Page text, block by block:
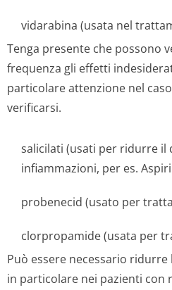
vidarabina (usata nel
Tenga presente che possono
frequenza gli effetti
particolare attenzione nel
verificarsi.
salicilati (usati per ridurre il
infiammazioni, per es.
probenecid (usato per
clorpropamide (usata per
Può essere necessario
in particolare nei pazienti con